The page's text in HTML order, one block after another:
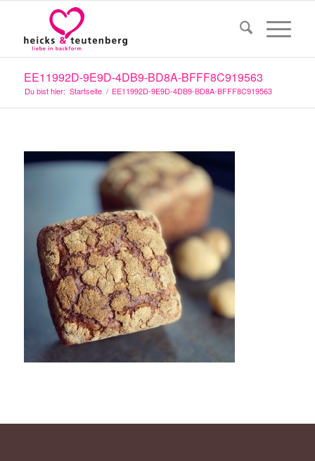
EE11992D-9E9D-4DB9-BD8A-BFFF8C919563
Du bist hier: Startseite / EE11992D-9E9D-4DB9-BD8A-BFFF8C919563